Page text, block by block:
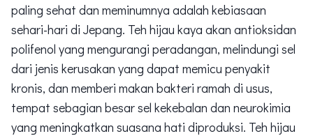
paling sehat dan meminumnya adalah kebiasaan
sehari-hari di Jepang. Teh hijau kaya akan antioksidan
polifenol yang mengurangi peradangan, melindungi sel
dari jenis kerusakan yang dapat memicu penyakit
kronis, dan memberi makan bakteri ramah di usus,
tempat sebagian besar sel kekebalan dan neurokimia
yang meningkatkan suasana hati diproduksi. Teh hijau